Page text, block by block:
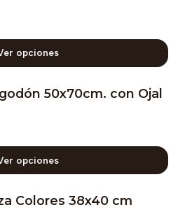
opciones
50x70cm. con Ojal
opciones
Colores 38x40 cm